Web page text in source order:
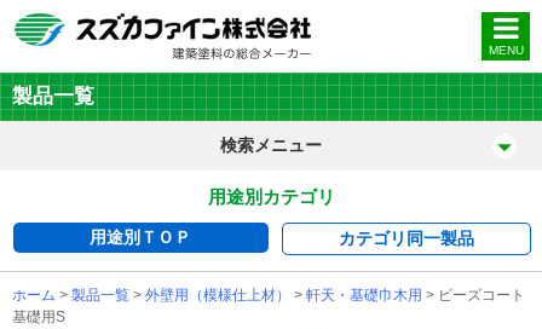
MENU
製品一覧
検索メニュー
用途別カテゴリ
用途別ＴＯＰ カテゴリ 同一製品
ホーム > 製品一覧 > 外壁用（模様仕上材） > 軒天・基礎巾木用 > ビーズコート
基礎用S